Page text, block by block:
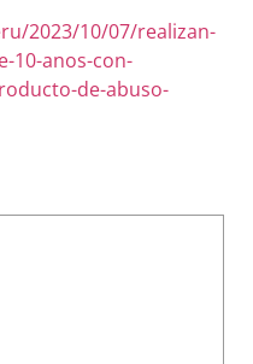
2023/10/07/realizan-
10-anos-con-
de-abuso-